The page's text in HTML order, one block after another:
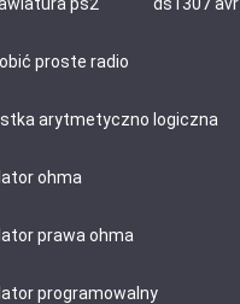
proste radio
arytmetyczno logiczna
ohma
prawa ohma
programowalny